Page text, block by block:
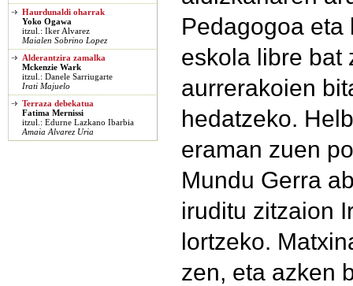
Pedagogoa eta
eskola libre bat
aurrerakoien
hedatzeko.
eraman zuen
Mundu Gerra
iruditu zitzaion
lortzeko.
zen, eta azken
Haurdunaldi oharrak
Yoko Ogawa
itzul.: Iker Alvarez
Maialen Sobrino Lopez
Alderantzira zamalka
Mckenzie Wark
itzul.: Danele Sarriugarte
Irati Majuelo
Terraza debekatua
Fatima Mernissi
itzul.: Edurne Lazkano Ibarbia
Amaia Alvarez Uria